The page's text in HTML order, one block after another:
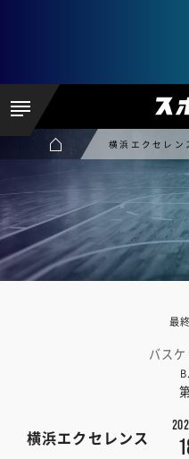
横浜エクセレン
最
バス
横浜エクセレンス